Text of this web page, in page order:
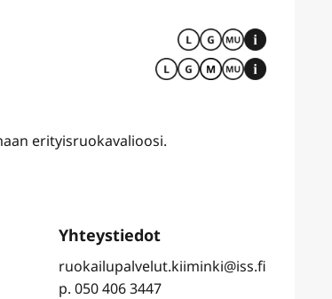
erityisruokavalioosi.
ruokailupalvelut.kiiminki@iss.fi
p. 050 406 3447